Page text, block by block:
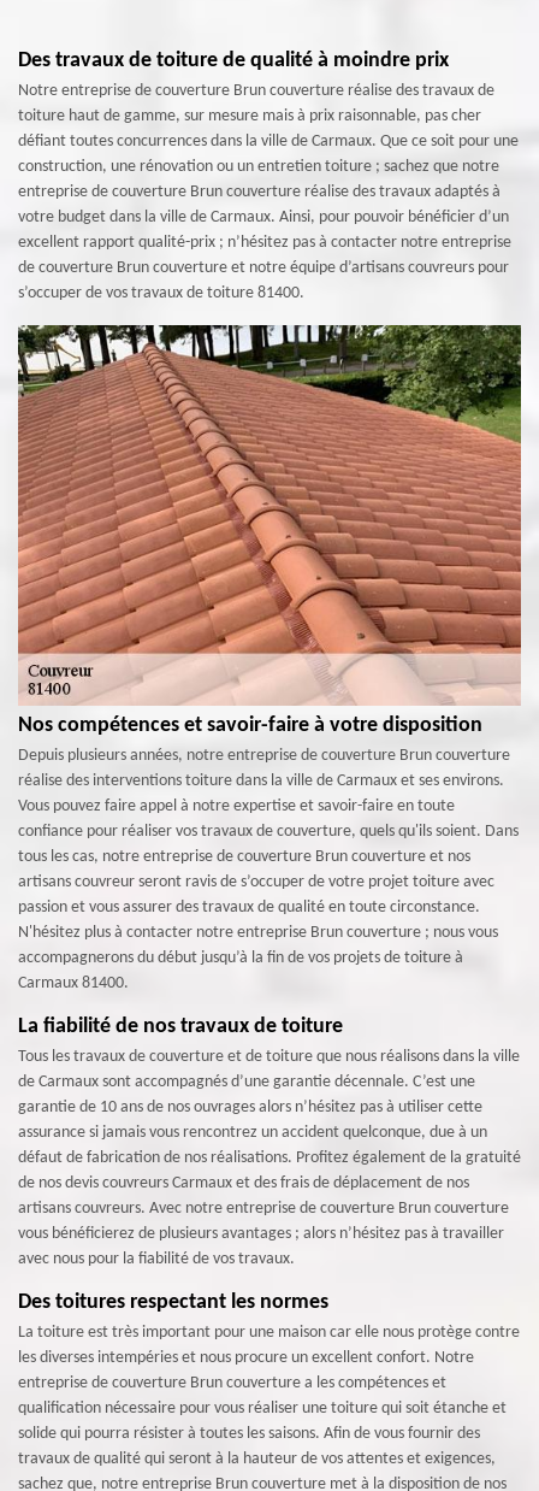
Des travaux de toiture de qualité à moindre prix
Notre entreprise de couverture Brun couverture réalise des travaux de
toiture haut de gamme, sur mesure mais à prix raisonnable, pas cher
défiant toutes concurrences dans la ville de Carmaux. Que ce soit pour une
construction, une rénovation ou un entretien toiture ; sachez que notre
entreprise de couverture Brun couverture réalise des travaux adaptés à
votre budget dans la ville de Carmaux. Ainsi, pour pouvoir bénéficier d’un
excellent rapport qualité-prix ; n’hésitez pas à contacter notre entreprise
de couverture Brun couverture et notre équipe d’artisans couvreurs pour
s’occuper de vos travaux de toiture 81400.
Nos compétences et savoir-faire à votre disposition
Depuis plusieurs années, notre entreprise de couverture Brun couverture
réalise des interventions toiture dans la ville de Carmaux et ses environs.
Vous pouvez faire appel à notre expertise et savoir-faire en toute
confiance pour réaliser vos travaux de couverture, quels qu'ils soient. Dans
tous les cas, notre entreprise de couverture Brun couverture et nos
artisans couvreur seront ravis de s’occuper de votre projet toiture avec
passion et vous assurer des travaux de qualité en toute circonstance.
N'hésitez plus à contacter notre entreprise Brun couverture ; nous vous
accompagnerons du début jusqu’à la fin de vos projets de toiture à
Carmaux 81400.
La fiabilité de nos travaux de toiture
Tous les travaux de couverture et de toiture que nous réalisons dans la ville
de Carmaux sont accompagnés d’une garantie décennale. C’est une
garantie de 10 ans de nos ouvrages alors n’hésitez pas à utiliser cette
assurance si jamais vous rencontrez un accident quelconque, due à un
défaut de fabrication de nos réalisations. Profitez également de la gratuité
de nos devis couvreurs Carmaux et des frais de déplacement de nos
artisans couvreurs. Avec notre entreprise de couverture Brun couverture
vous bénéficierez de plusieurs avantages ; alors n’hésitez pas à travailler
avec nous pour la fiabilité de vos travaux.
Des toitures respectant les normes
La toiture est très important pour une maison car elle nous protège contre
les diverses intempéries et nous procure un excellent confort. Notre
entreprise de couverture Brun couverture a les compétences et
qualification nécessaire pour vous réaliser une toiture qui soit étanche et
solide qui pourra résister à toutes les saisons. Afin de vous fournir des
travaux de qualité qui seront à la hauteur de vos attentes et exigences,
sachez que, notre entreprise Brun couverture met à la disposition de nos